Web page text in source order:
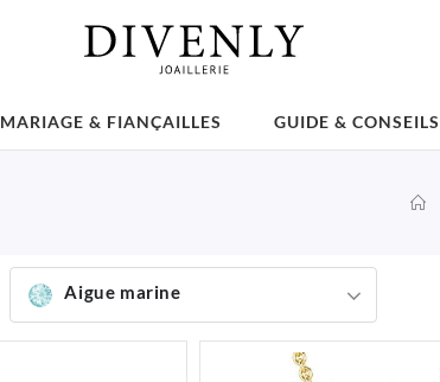
MARIAGE & FIANÇAILLES GUIDE & CONSEILS
Aigue marine